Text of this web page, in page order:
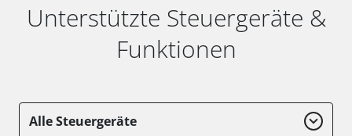
Unterstützte Steuergeräte &
Funktionen
Alle Steuergeräte